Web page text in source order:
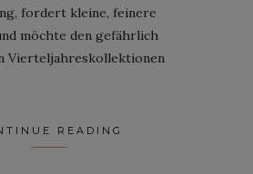
fordert kleine, feinere
möchte den gefährlich
Vierteljahreskollektionen
READING